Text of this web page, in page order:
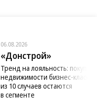
06.08.2026
«Донстрой»
Тренд на лояльность:
недвижимости бизнес-класса
из 10 случаев остаются
в сегменте